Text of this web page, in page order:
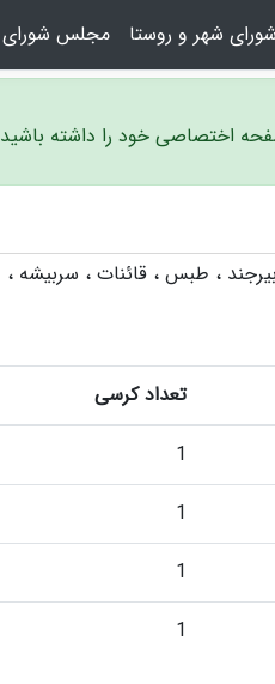
شهر و روستا مجلس شورای
اختصاصی خود را داشته
بیرجند ، طبس ، قائنات ، سربیشه ،
تعداد کرسی
1
1
1
1